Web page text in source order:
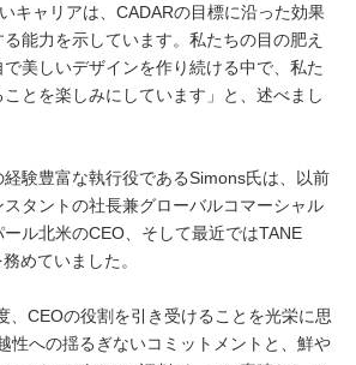
キャリアは、CADARの目標に沿った効果
能力を示しています。私たちの目の肥え
美しいデザインを作り続ける中で、私た
とを楽しみにしています」と、述べまし
験豊富な執行役であるSimons氏は、以前
タントの社長兼グローバルコマーシャル
ル北米のCEO、そして最近ではTANE
めていました。
、CEOの役割を引き受けることを光栄に思
性への揺るぎないコミットメントと、鮮や